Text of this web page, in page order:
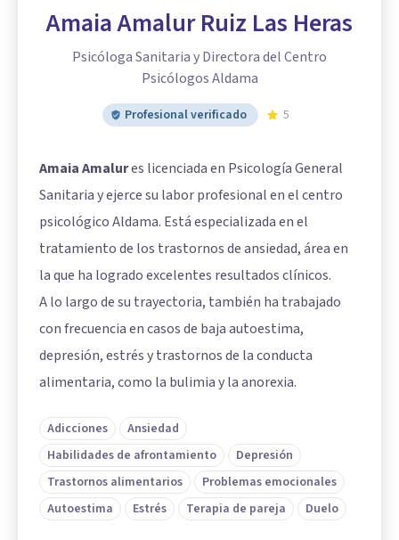
Amaia Amalur Ruiz Las Heras
Psicóloga Sanitaria y Directora del Centro
Psicólogos Aldama
Profesional verificado 5
Amaia Amalures licenciada en Psicología General
Sanitaria y ejerce su labor profesional en el centro
psicológico Aldama. Está especializada en el
tratamiento de los trastornos de ansiedad, área en
la que ha logrado excelentes resultados clínicos.
A lo largo de su trayectoria, también ha trabajado
con frecuencia en casos de baja autoestima,
depresión, estrés y trastornos de la conducta
alimentaria, como la bulimia y la anorexia.
Adicciones
Ansiedad
Habilidades de afrontamiento
Depresión
Trastornos alimentarios
Problemas emocionales
Autoestima
Estrés Terapia de pareja Duelo